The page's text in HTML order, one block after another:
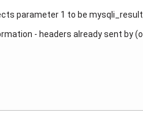
parameter 1 to be
- headers already sent